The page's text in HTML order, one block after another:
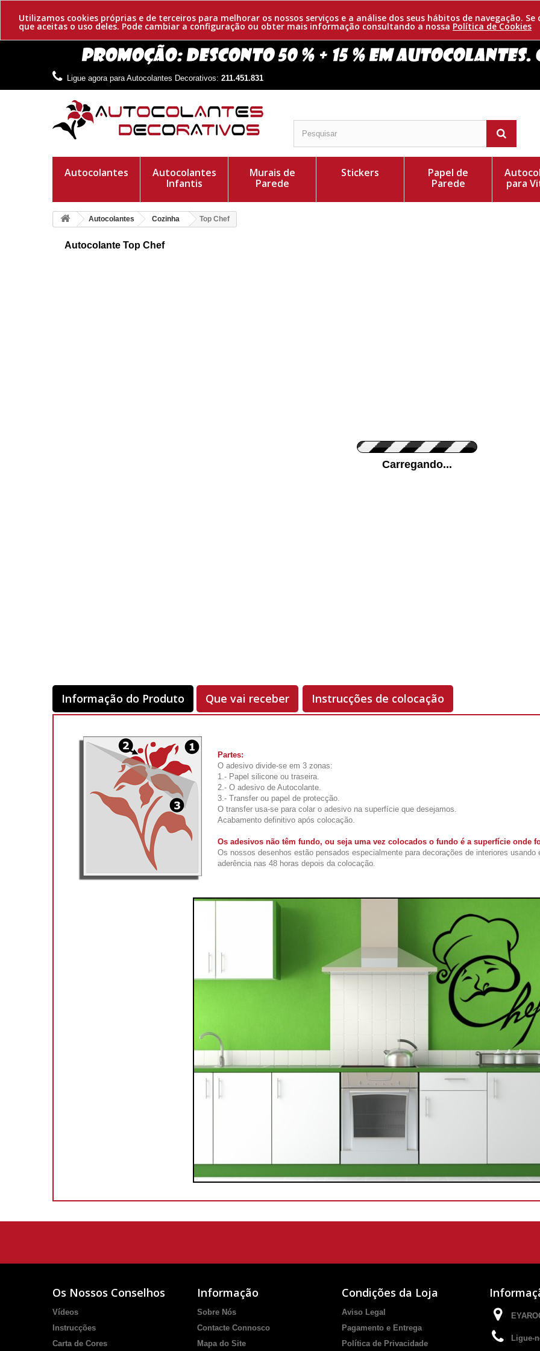
Utilizamos cookies próprias e de terceiros para melhorar os nossos serviços e a análise dos seus hábitos de navegação.
que aceitas o uso deles. Pode cambiar a configuração ou obter mais informação consultando a nossa Política de Cookies
Ligue agora para Autocolantes Decorativos: 211.451.831
Autocolantes
Autocolantes
Infantis
Murais de
Parede
Stickers
Papel de
Parede
para
Autocolantes Cozinha Top Chef
Autocolante Top Chef
Carregando...
Ponha a sua foto
Informação do Produto Que vai receber Instrucções de colocação
Partes:
O adesivo divide-se em 3 zonas:
1.- Papel silicone ou traseira.
2.- O adesivo de Autocolante.
3.- Transfer ou papel de protecção.
O transfer usa-se para colar o adesivo na superfície que desejamos.
Acabamento definitivo após colocação.
Os adesivos não têm fundo, ou seja uma vez colocados o fundo é a superfície onde
Os nossos desenhos estão pensados especialmente para decorações de interiores
aderência nas 48 horas depois da colocação.
Os Nossos Conselhos
Vídeos
Instrucções
Carta de Cores
Informação
Sobre Nós
Contacte Connosco
Mapa do Site
Condições da Loja
Aviso Legal
Pagamento e Entrega
Política de Privacidade
Ligue-